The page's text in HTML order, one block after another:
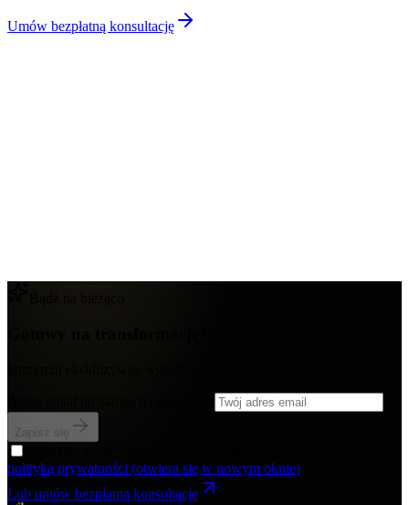
Umów bezpłatną konsultację
Zapisz się
polityką prywatności (otwiera się w nowym oknie)
Lub umów bezpłatną konsultację